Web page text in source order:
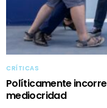
CRÍTICAS
Políticamente
mediocridad